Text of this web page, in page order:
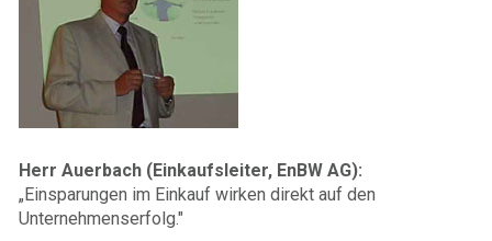
Herr Auerbach (Einkaufsleiter, EnBW AG):
„Einsparungen im Einkauf wirken direkt auf den
Unternehmenserfolg."